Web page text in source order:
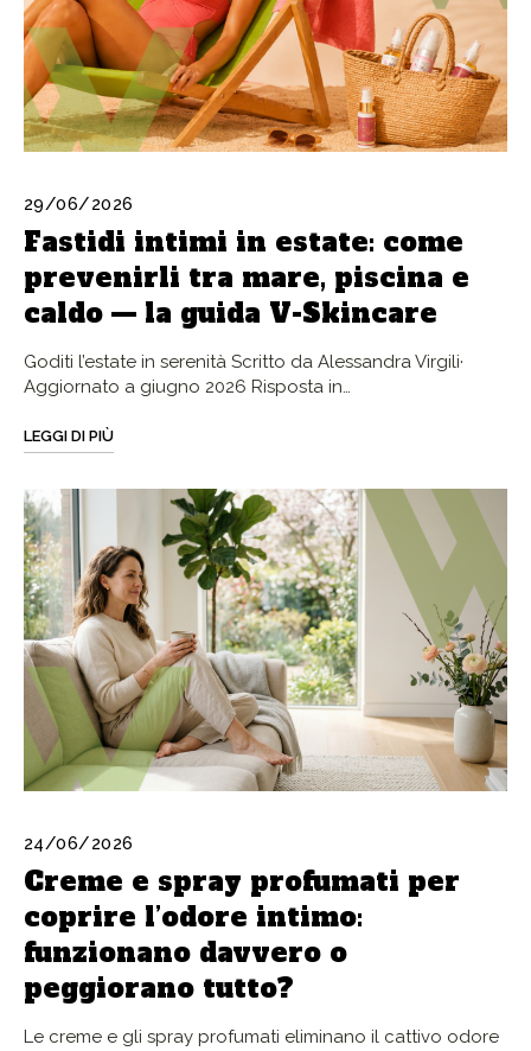
29/06/2026
Fastidi intimi in estate: come
prevenirli tra mare, piscina e
caldo — la guida V-Skincare
Goditi l’estate in serenità Scritto da Alessandra Virgili·
Aggiornato a giugno 2026 Risposta in…
LEGGI DI PIÙ
24/06/2026
Creme e spray profumati per
coprire l’odore intimo:
funzionano davvero o
peggiorano tutto?
Le creme e gli spray profumati eliminano il cattivo odore